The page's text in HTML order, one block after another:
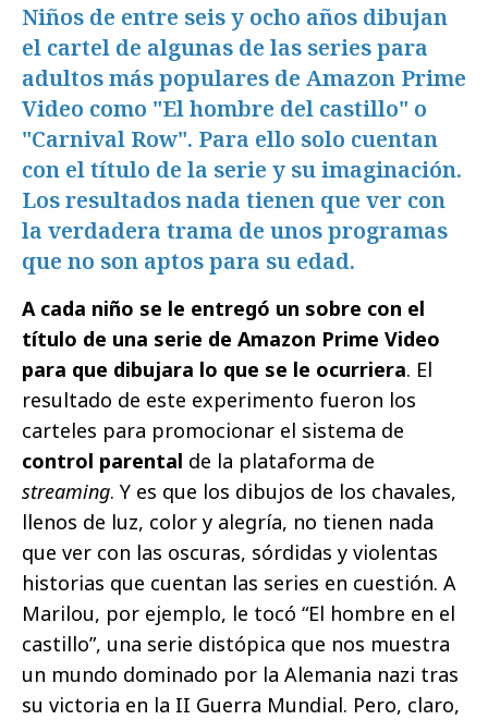
Niños de entre seis y ocho años dibujan
el cartel de algunas de las series para
adultos más populares de Amazon Prime
Video como "El hombre del castillo" o
"Carnival Row". Para ello solo cuentan
con el título de la serie y su imaginación.
Los resultados nada tienen que ver con
la verdadera trama de unos programas
que no son aptos para su edad.
A cada niño se le entregó un sobre con el
título de una serie de Amazon Prime Video
para que dibujara lo que se le ocurriera. El
resultado de este experimento fueron los
carteles para promocionar el sistema de
control parental de la plataforma de
streaming. Y es que los dibujos de los chavales,
llenos de luz, color y alegría, no tienen nada
que ver con las oscuras, sórdidas y violentas
historias que cuentan las series en cuestión. A
Marilou, por ejemplo, le tocó “El hombre en el
castillo”, una serie distópica que nos muestra
un mundo dominado por la Alemania nazi tras
su victoria en la II Guerra Mundial. Pero, claro,